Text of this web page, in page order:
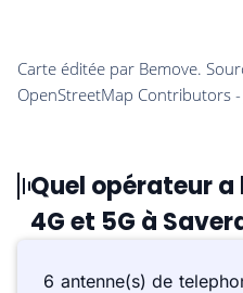
Quel opérateur
4G et 5G à
6 antenne(s) de